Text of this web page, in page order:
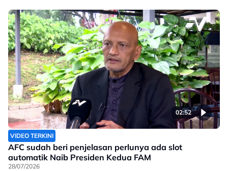
02:52
VIDEO TERKINI
AFC sudah beri penjelasan perlunya ada slot
automatik Naib Presiden Kedua FAM
28/07/2026